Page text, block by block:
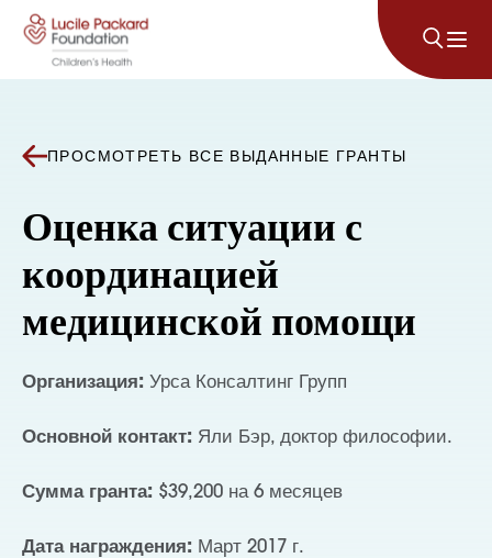
Перейти к содержанию
ПРОСМОТРЕТЬ ВСЕ ВЫДАННЫЕ ГРАНТЫ
Оценка ситуации с
координацией
медицинской помощи
Организация: Урса Консалтинг Групп
Основной контакт: Яли Бэр, доктор философии.
Сумма гранта: $39,200 на 6 месяцев
Дата награждения: Март 2017 г.